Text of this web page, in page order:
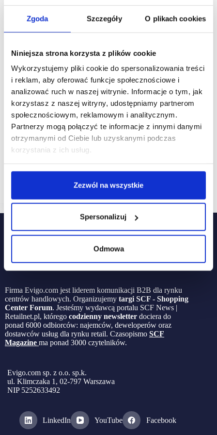
Zgoda Szczegóły O plikach cookies
Niniejsza strona korzysta z plików cookie
Wykorzystujemy pliki cookie do spersonalizowania treści
i reklam, aby oferować funkcje społecznościowe i
analizować ruch w naszej witrynie. Informacje o tym, jak
korzystasz z naszej witryny, udostępniamy partnerom
społecznościowym, reklamowym i analitycznym.
Partnerzy mogą połączyć te informacje z innymi danymi
otrzymanymi od Ciebie lub uzyskanymi podczas
korzystania z ich usług.
Zezwól na wszystkie
Spersonalizuj
Odmowa
25/04/2024 Neinver jack&jones
NEINVER: Jack&Jones debiutuje na stołecznym
rynku outletowym w dwóch centrach FACTORY
Duńska marka odzieżowa JACK&JONES, będąca
BESTSELLER, zadebiutowała w outletowym kanale
Firma Evigo.com jest liderem komunikacji B2B dla rynku
centrów handlowych. Organizujemy targi SCF - Shopping
Center Forum. Jesteśmy wydawcą portalu SCF News |
Retailnet.pl, którego codzienny newsletter dociera do
ponad 6000 odbiorców: najemców, deweloperów oraz
dostawców usług dla rynku retail. Czasopismo SCF
Magazine ma ponad 3000 czytelników.
Evigo.com sp. z o.o. sp.k.
ul. Klimczaka 1, 02-797 Warszawa
NIP 5252633492
LinkedIn YouTube Facebook